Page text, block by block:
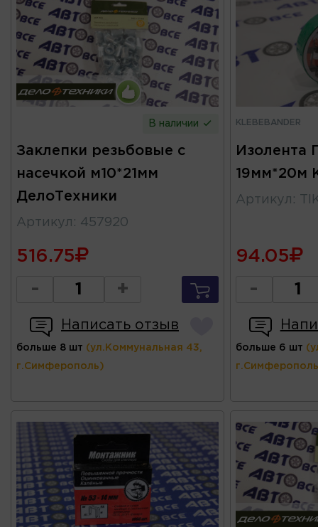
В наличии
Заклепки резьбовые с
насечкой м10*21мм
ДелоТехники
Артикул : 457920
516.75
- +
Написать отзыв
больше 8 шт (ул.Коммунальная 43,
г.Симферополь)
KLEBEBANDER
Изолента
19мм*20м
Артикул :
94.05
-
больше 6 шт